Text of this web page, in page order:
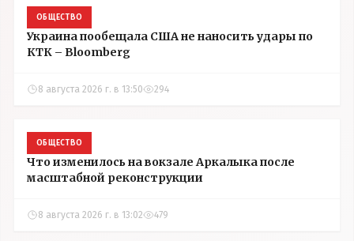
ОБЩЕСТВО
Украина пообещала США не наносить удары по
КТК – Bloomberg
8 августа 2026 г. в 13:50 294
ОБЩЕСТВО
Что изменилось на вокзале Аркалыка после
масштабной реконструкции
8 августа 2026 г. в 13:02 479